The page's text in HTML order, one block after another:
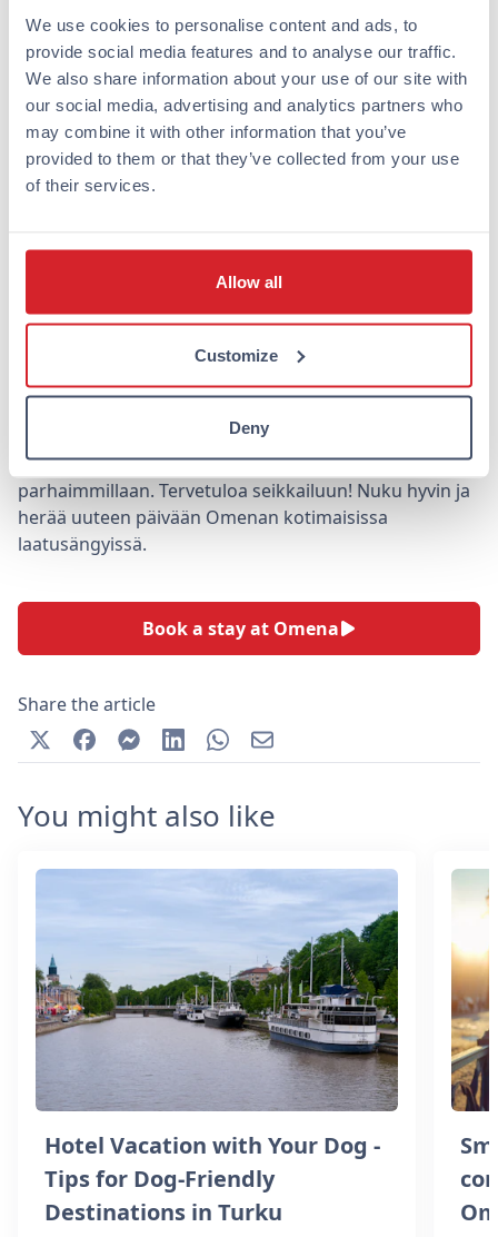
We use cookies to personalise content and ads, to
provide social media features and to analyse our traffic.
We also share information about your use of our site with
our social media, advertising and analytics partners who
may combine it with other information that you’ve
provided to them or that they’ve collected from your use
of their services.
Allow all
Customize
Deny
Miten Omena-hotelli voi auttaa
aamupalaseikkailussa?
Omenassa yöpyessäsi voit helposti tutustua Helsingin
monipuoliseen aamiaisvalikoimaan. Helsingin
hotelliemme keskeinen sijainti kaupungin sydämessä
Näin voit aloittaa päiväsi vaivattomasti nauttien
kaupungin tarjoamista kulinaarisista elämyksistä.
Lisäksi Omenan huoneissa on mikro, viileäkaappi ja
vedenkeitin, joten voit myös nauttia omista eväistäsi,
jos haluat rauhallisen aamuhetken huoneessasi ennen
suosituksia ja vinkkejä piilotettuihin aarteisiin, jotta
voit kokea Helsingin aamupalakulttuurin
parhaimmillaan. Tervetuloa seikkailuun! Nuku hyvin ja
herää uuteen päivään Omenan kotimaisissa
laatusängyissä.
Book a stay at Omena
Share the article
You might also like
Hotel Vacation with Your Dog -
Tips for Dog-Friendly
Destinations in Turku